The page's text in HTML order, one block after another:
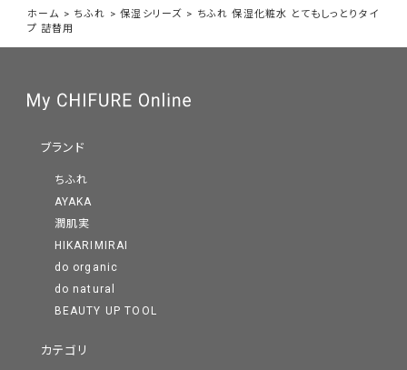
ホーム > ちふれ >保湿シリーズ > ちふれ 保湿化粧水 とてもしっとりタイ
プ 詰替用
ブランド
ちふれ
AYAKA
潤肌実
HIKARIMIRAI
do organic
do natural
BEAUTY UP TOOL
カテゴリ